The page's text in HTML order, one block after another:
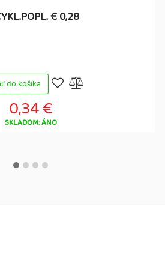
€ 0,28
do košíka
0,34 €
SKLADOM: ÁNO